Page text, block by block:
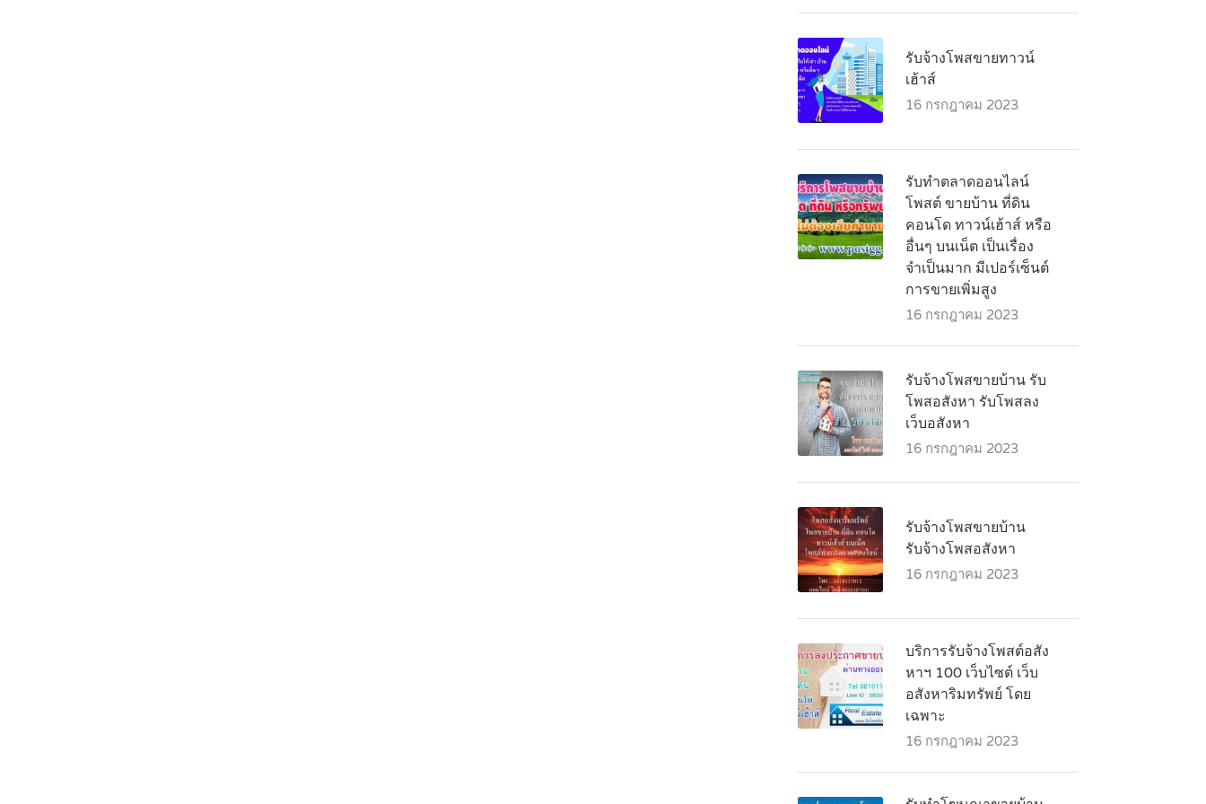
รับจ้างโพสขายทาวน์
เฮ้าส์
16 กรกฎาคม 2023
รับทำตลาดออนไลน์
โพสต์ ขายบ้าน ที่ดิน
คอนโด ทาวน์เฮ้าส์ หรือ
อื่นๆ บนเน็ต เป็นเรื่อง
จำเป็นมาก มีเปอร์เซ็นต์
การขายเพิ่มสูง
16 กรกฎาคม 2023
รับจ้างโพสขายบ้าน รับ
โพสอสังหา รับโพสลง
เว็บอสังหา
16 กรกฎาคม 2023
รับจ้างโพสขายบ้าน
รับจ้างโพสอสังหา
16 กรกฎาคม 2023
บริการรับจ้างโพสต์อสัง
หาฯ 100 เว็บไซต์ เว็บ
อสังหาริมทรัพย์ โดย
เฉพาะ
16 กรกฎาคม 2023